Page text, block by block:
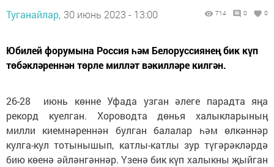
Туганайлар, 30 июнь 2023 - 13:00 714 0 0
Юбилей форумына Россия һәм Белоруссиянең бик күп
төбәкләреннән төрле милләт вәкилләре килгән.
26-28 июнь көнне Уфада узган әлеге парадта яңа
рекорд куелган. Хороводта дөнья халыкларының
милли киемнәреннән булган балалар һәм өлкәннәр
кулга-кул тотынышып, катлы-катлы зур түгәрәкләрдә
бию көенә әйләнгәннәр. Үзенә бик күп халыкны җыйган